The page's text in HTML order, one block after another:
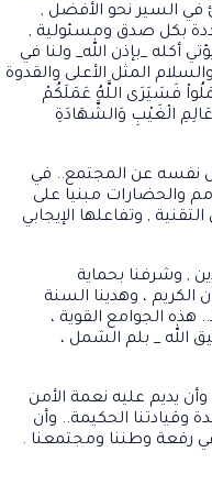
في السير نحو الأفضل ,
بكل صدق ومسئولية ,
أكله _بإذن الله_ ولنا في
المثل الأعلى والقدوة
فَسَيَرَى اللَّهُ عَمَلَكُمْ
الْغَيْبِ وَالشَّهَادَةِ
نفسه عن المجتمع.. في
والحضارات مبنيا على
, وتفاعلها الإيجابي
, وشرفنا بحماية
الكريم ، وهدينا السنة
هذه الجوامع القوية ،
الله _ بلم الشمل ،
يديم عليه نعمة الأمن
وقيادتنا الحكيمة.. وأن
رفعة وطننا ومجتمعنا .